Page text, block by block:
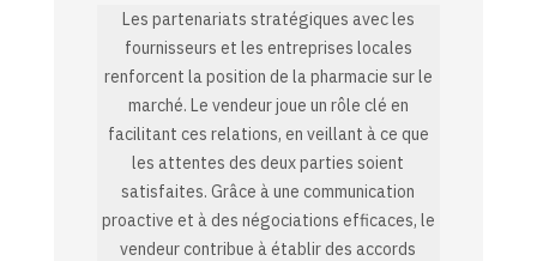
Les partenariats stratégiques avec les
fournisseurs et les entreprises locales
renforcent la position de la pharmacie sur le
marché. Le vendeur joue un rôle clé en
facilitant ces relations, en veillant à ce que
les attentes des deux parties soient
satisfaites. Grâce à une communication
proactive et à des négociations efficaces, le
vendeur contribue à établir des accords